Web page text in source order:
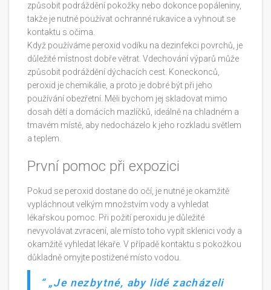
způsobit podráždění pokožky nebo dokonce popáleniny,
takže je nutné používat ochranné rukavice a vyhnout se
kontaktu s očima.
Když používáme peroxid vodíku na dezinfekci povrchů, je
důležité místnost dobře větrat. Vdechování výparů může
způsobit podráždění dýchacích cest. Koneckonců,
peroxid je chemikálie, a proto je dobré být při jeho
používání obezřetní. Měli bychom jej skladovat mimo
dosah dětí a domácích mazlíčků, ideálně na chladném a
tmavém místě, aby nedocházelo k jeho rozkladu světlem
a teplem.
První pomoc při expozici
Pokud se peroxid dostane do očí, je nutné je okamžitě
vypláchnout velkým množstvím vody a vyhledat
lékařskou pomoc. Při požití peroxidu je důležité
nevyvolávat zvracení, ale místo toho vypít sklenici vody a
okamžitě vyhledat lékaře. V případě kontaktu s pokožkou
důkladně omyjte postižené místo vodou.
„Je nezbytné, aby lidé zacházeli